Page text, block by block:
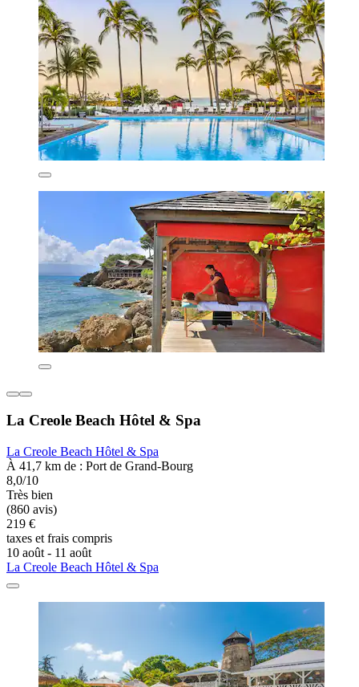
La Creole Beach Hôtel & Spa
La Creole Beach Hôtel & Spa
À 41,7 km de : Port de Grand-Bourg
8,0/10
Très bien
(860 avis)
219 €
taxes et frais compris
10 août - 11 août
La Creole Beach Hôtel & Spa